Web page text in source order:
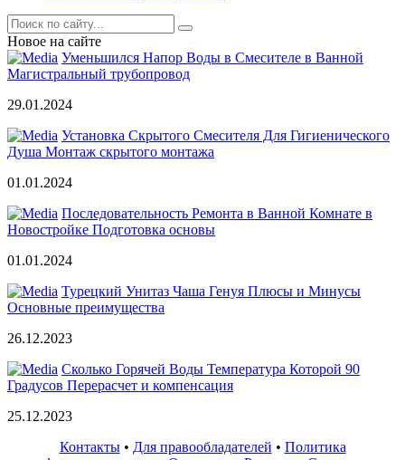
Новое на сайте
Уменьшился Напор Воды в Смесителе в Ванной
Магистральный трубопровод
29.01.2024
Установка Скрытого Смесителя Для Гигиенического
Душа Монтаж скрытого монтажа
01.01.2024
Последовательность Ремонта в Ванной Комнате в
Новостройке Подготовка основы
01.01.2024
Турецкий Унитаз Чаша Генуя Плюсы и Минусы
Основные преимущества
26.12.2023
Сколько Горячей Воды Температура Которой 90
Градусов Перерасчет и компенсация
25.12.2023
Контакты• Для правообладателей • Политика